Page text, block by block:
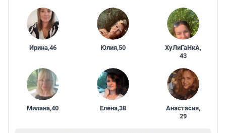
Ирина,46 Юлия,50 ХуЛиГаНкА,
43
Милана,40 Елена,38 Анастасия,
29